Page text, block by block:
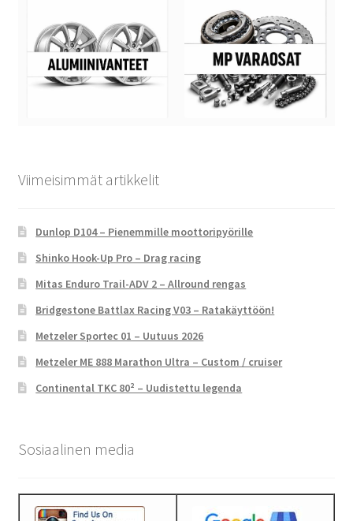
Viimeisimmät artikkelit
Dunlop D104 – Pienemmille moottoripyörille
Shinko Hook-Up Pro – Drag racing
Mitas Enduro Trail-ADV 2 – Allround rengas
Bridgestone Battlax Racing V03 – Ratakäyttöön!
Metzeler Sportec 01 – Uutuus 2026
Metzeler ME 888 Marathon Ultra – Custom / cruiser
Continental TKC 80² – Uudistettu legenda
Sosiaalinen media